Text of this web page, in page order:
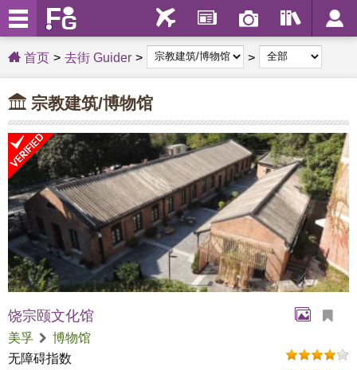
首页 去街 Guider
宗教建筑/博物馆
饶宗颐文化馆
美孚
博物馆
无障碍指数